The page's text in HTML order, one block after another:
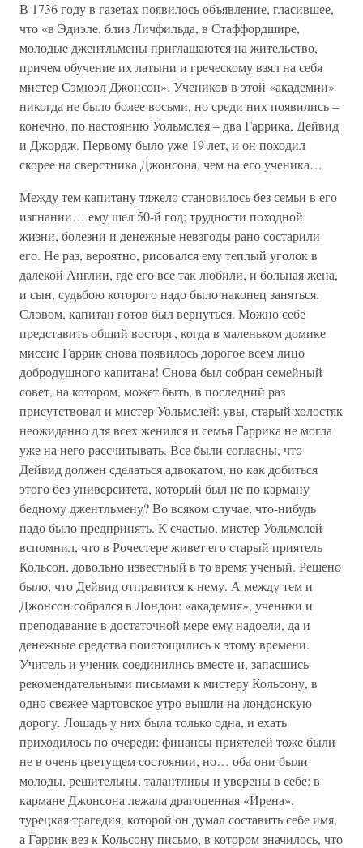
В 1736 году в газетах появилось объявление, гласившее,
что «в Эдиэле, близ Личфильда, в Стаффордшире,
молодые джентльмены приглашаются на жительство,
причем обучение их латыни и греческому взял на себя
мистер Сэмюэл Джонсон». Учеников в этой «академии»
никогда не было более восьми, но среди них появились –
конечно, по настоянию Уольмслея – два Гаррика, Дейвид
и Джордж. Первому было уже 19 лет, и он походил
скорее на сверстника Джонсона, чем на его ученика…
Между тем капитану тяжело становилось без семьи в его
изгнании… ему шел 50-й год; трудности походной
жизни, болезни и денежные невзгоды рано состарили
его. Не раз, вероятно, рисовался ему теплый уголок в
далекой Англии, где его все так любили, и больная жена,
и сын, судьбою которого надо было наконец заняться.
Словом, капитан готов был вернуться. Можно себе
представить общий восторг, когда в маленьком домике
миссис Гаррик снова появилось дорогое всем лицо
добродушного капитана! Снова был собран семейный
совет, на котором, может быть, в последний раз
присутствовал и мистер Уольмслей: увы, старый холостяк
неожиданно для всех женился и семья Гаррика не могла
уже на него рассчитывать. Все были согласны, что
Дейвид должен сделаться адвокатом, но как добиться
этого без университета, который был не по карману
бедному джентльмену? Во всяком случае, что-нибудь
надо было предпринять. К счастью, мистер Уольмслей
вспомнил, что в Рочестере живет его старый приятель
Кольсон, довольно известный в то время ученый. Решено
было, что Дейвид отправится к нему. А между тем и
Джонсон собрался в Лондон: «академия», ученики и
преподавание в достаточной мере ему надоели, да и
денежные средства поистощились к этому времени.
Учитель и ученик соединились вместе и, запасшись
рекомендательными письмами к мистеру Кольсону, в
одно свежее мартовское утро вышли на лондонскую
дорогу. Лошадь у них была только одна, и ехать
приходилось по очереди; финансы приятелей тоже были
не в очень цветущем состоянии, но… оба они были
молоды, решительны, талантливы и уверены в себе: в
кармане Джонсона лежала драгоценная «Ирена»,
турецкая трагедия, которой он думал составить себе имя,
а Гаррик вез к Кольсону письмо, в котором значилось, что